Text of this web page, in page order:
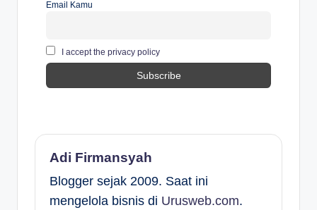
Email Kamu
I accept the privacy policy
Adi Firmansyah
Blogger sejak 2009. Saat ini
mengelola bisnis di Urusweb.com.